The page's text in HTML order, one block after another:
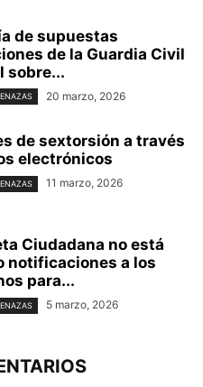
de supuestas
de la Guardia Civil
sobre...
20 marzo, 2026
de sextorsión a través
electrónicos
11 marzo, 2026
Ciudadana no está
notificaciones a los
para...
5 marzo, 2026